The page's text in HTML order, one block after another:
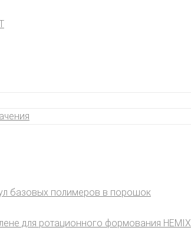
базовых полимеров в порошок
для ротационного формования HEMIX